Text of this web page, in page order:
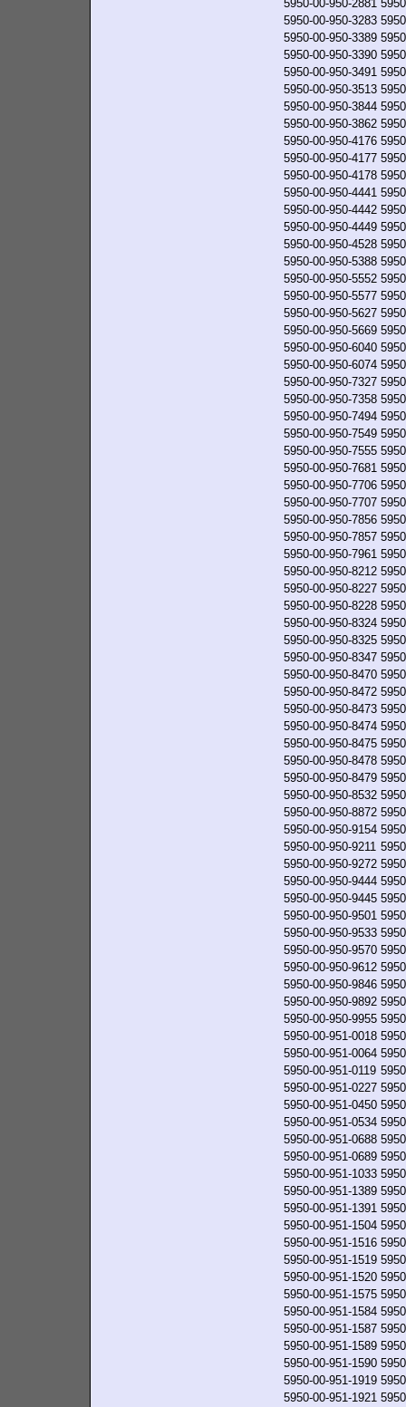
5950-00-950-2881
5950-00-950-3283
5950-00-950-3389
5950-00-950-3390
5950-00-950-3491
5950-00-950-3513
5950-00-950-3844
5950-00-950-3862
5950-00-950-4176
5950-00-950-4177
5950-00-950-4178
5950-00-950-4441
5950-00-950-4442
5950-00-950-4449
5950-00-950-4528
5950-00-950-5388
5950-00-950-5552
5950-00-950-5577
5950-00-950-5627
5950-00-950-5669
5950-00-950-6040
5950-00-950-6074
5950-00-950-7327
5950-00-950-7358
5950-00-950-7494
5950-00-950-7549
5950-00-950-7555
5950-00-950-7681
5950-00-950-7706
5950-00-950-7707
5950-00-950-7856
5950-00-950-7857
5950-00-950-7961
5950-00-950-8212
5950-00-950-8227
5950-00-950-8228
5950-00-950-8324
5950-00-950-8325
5950-00-950-8347
5950-00-950-8470
5950-00-950-8472
5950-00-950-8473
5950-00-950-8474
5950-00-950-8475
5950-00-950-8478
5950-00-950-8479
5950-00-950-8532
5950-00-950-8872
5950-00-950-9154
5950-00-950-9211
5950-00-950-9272
5950-00-950-9444
5950-00-950-9445
5950-00-950-9501
5950-00-950-9533
5950-00-950-9570
5950-00-950-9612
5950-00-950-9846
5950-00-950-9892
5950-00-950-9955
5950-00-951-0018
5950-00-951-0064
5950-00-951-0119
5950-00-951-0227
5950-00-951-0450
5950-00-951-0534
5950-00-951-0688
5950-00-951-0689
5950-00-951-1033
5950-00-951-1389
5950-00-951-1391
5950-00-951-1504
5950-00-951-1516
5950-00-951-1519
5950-00-951-1520
5950-00-951-1575
5950-00-951-1584
5950-00-951-1587
5950-00-951-1589
5950-00-951-1590
5950-00-951-1919
5950-00-951-1921